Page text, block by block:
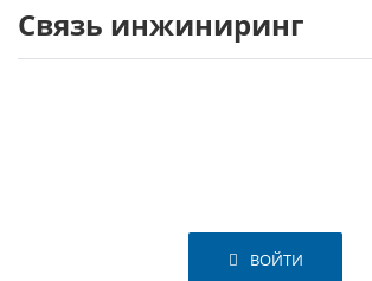
Связь инжиниринг
ВОЙТИ